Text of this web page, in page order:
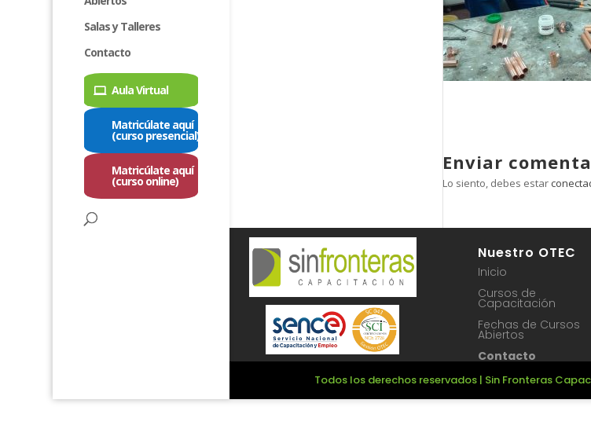
Salas y Talleres
Contacto
Aula Virtual
Matricúlate aquí
(curso presencial)
Matricúlate aquí
(curso online)
Enviar
Lo siento, debes estar
Nuestro OTEC
Inicio
Cursos de
Capacitación
Fechas de Cursos
Abiertos
Contacto
Todos los derechos reservados | Sin Fronteras